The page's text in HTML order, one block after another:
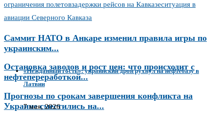
ограничения полетовзадержки рейсов на Кавказеситуация в
авиации Северного Кавказа
Саммит НАТО в Анкаре изменил правила игры по
украинским...
Остановка заводов и рост цен: что происходит с
нефтепереработкой...
Прогнозы по срокам завершения конфликта на
Украине сместились на...
«Нежданный гость»: украинский дрон рухнул на нефтебазу в
Латвии
7 мая, 2026